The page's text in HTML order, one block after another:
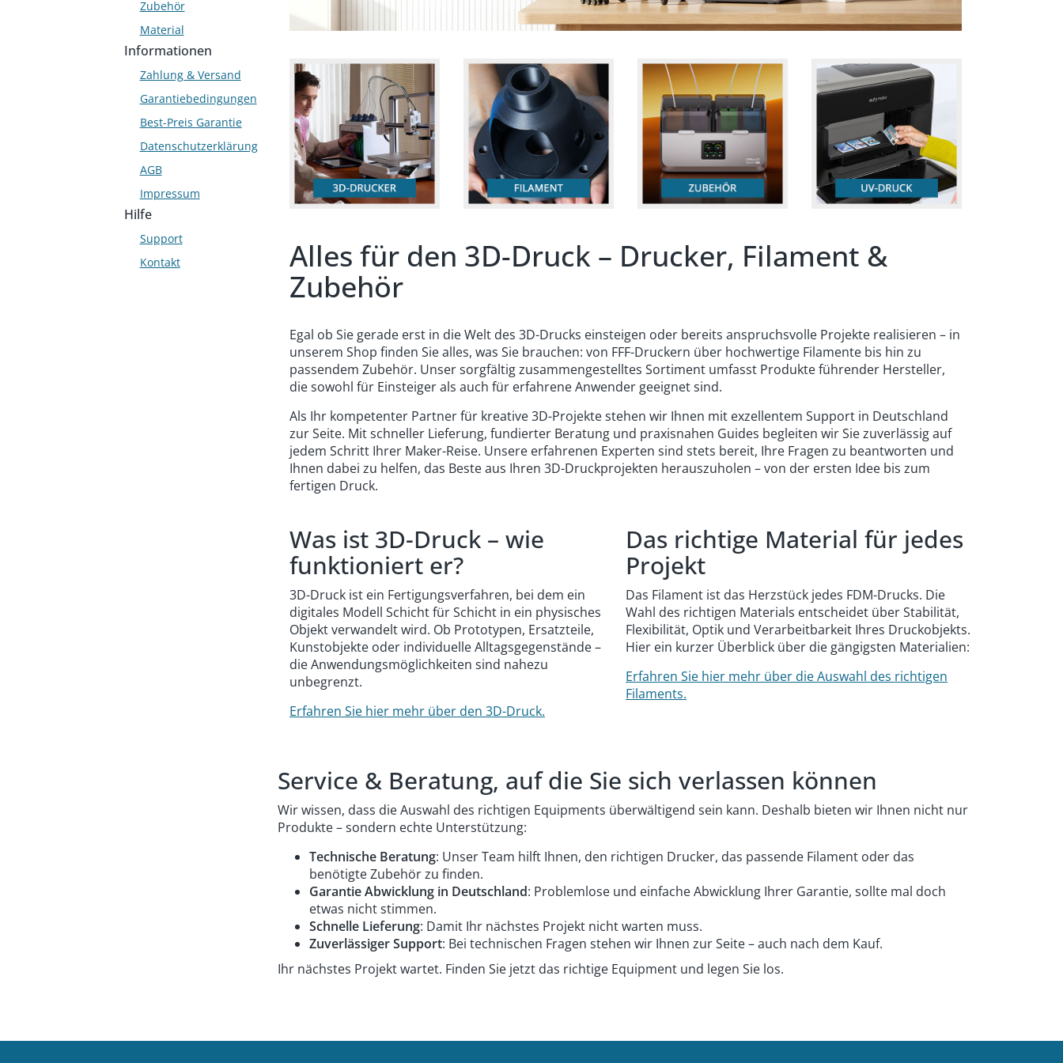
Alles für den 3D-Druck – Drucker, Filament &
Zubehör
Egal ob Sie gerade erst in die Welt des 3D-Drucks einsteigen oder bereits anspruchsvolle Projekte realisieren – in
unserem Shop finden Sie alles, was Sie brauchen: von FFF-Druckern über hochwertige Filamente bis hin zu
passendem Zubehör. Unser sorgfältig zusammengestelltes Sortiment umfasst Produkte führender Hersteller,
die sowohl für Einsteiger als auch für erfahrene Anwender geeignet sind.
Als Ihr kompetenter Partner für kreative 3D-Projekte stehen wir Ihnen mit exzellentem Support in Deutschland
zur Seite. Mit schneller Lieferung, fundierter Beratung und praxisnahen Guides begleiten wir Sie zuverlässig auf
jedem Schritt Ihrer Maker-Reise. Unsere erfahrenen Experten sind stets bereit, Ihre Fragen zu beantworten und
Ihnen dabei zu helfen, das Beste aus Ihren 3D-Druckprojekten herauszuholen – von der ersten Idee bis zum
fertigen Druck.
Was ist 3D-Druck – wie
funktioniert er?
3D-Druck ist ein Fertigungsverfahren, bei dem ein
digitales Modell Schicht für Schicht in ein physisches
Objekt verwandelt wird. Ob Prototypen, Ersatzteile,
Kunstobjekte oder individuelle Alltagsgegenstände –
die Anwendungsmöglichkeiten sind nahezu
unbegrenzt.
Erfahren Sie hier mehr über den 3D-Druck.
Das richtige Material für jedes
Projekt
Das Filament ist das Herzstück jedes FDM-Drucks. Die
Wahl des richtigen Materials entscheidet über Stabilität,
Flexibilität, Optik und Verarbeitbarkeit Ihres Druckobjekts.
Hier ein kurzer Überblick über die gängigsten Materialien:
Erfahren Sie hier mehr über die Auswahl des richtigen
Filaments.
Service & Beratung, auf die Sie sich verlassen können
Wir wissen, dass die Auswahl des richtigen Equipments überwältigend sein kann. Deshalb bieten wir Ihnen nicht nur
Produkte – sondern echte Unterstützung:
Technische Beratung: Unser Team hilft Ihnen, den richtigen Drucker, das passende Filament oder das
benötigte Zubehör zu finden.
Garantie Abwicklung in Deutschland: Problemlose und einfache Abwicklung Ihrer Garantie, sollte mal doch
etwas nicht stimmen.
Schnelle Lieferung: Damit Ihr nächstes Projekt nicht warten muss.
Zuverlässiger Support: Bei technischen Fragen stehen wir Ihnen zur Seite – auch nach dem Kauf.
Ihr nächstes Projekt wartet. Finden Sie jetzt das richtige Equipment und legen Sie los.
Zubehör
Material
Informationen
Zahlung & Versand
Garantiebedingungen
Best-Preis Garantie
Datenschutzerklärung
AGB
Impressum
Hilfe
Support
Kontakt